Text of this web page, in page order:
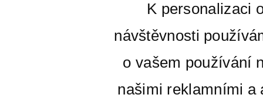
K personalizaci
návštěvnosti
o vašem používání
našimi reklamními a